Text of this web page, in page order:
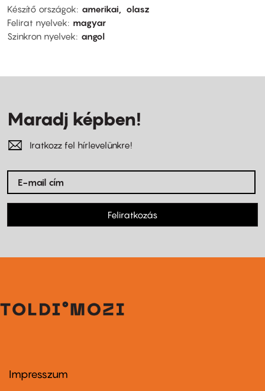
Készítő országok
amerikai
olasz
Felirat nyelvek
magyar
Szinkron nyelvek
angol
Maradj képben!
Iratkozz fel hírlevelünkre!
Feliratkozás
Footer
Impresszum